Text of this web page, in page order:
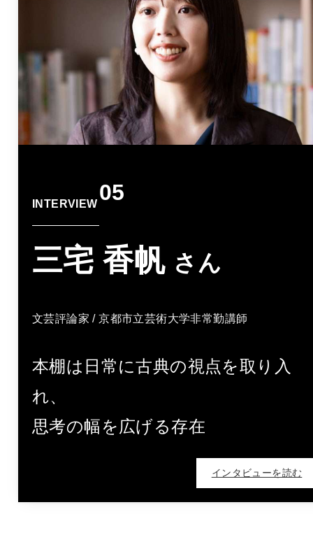
INTERVIEW 05
三宅 香帆 さん
文芸評論家 / 京都市立芸術大学非常勤講師
本棚は日常に古典の視点を取り入
れ、
思考の幅を広げる存在
インタビューを読む